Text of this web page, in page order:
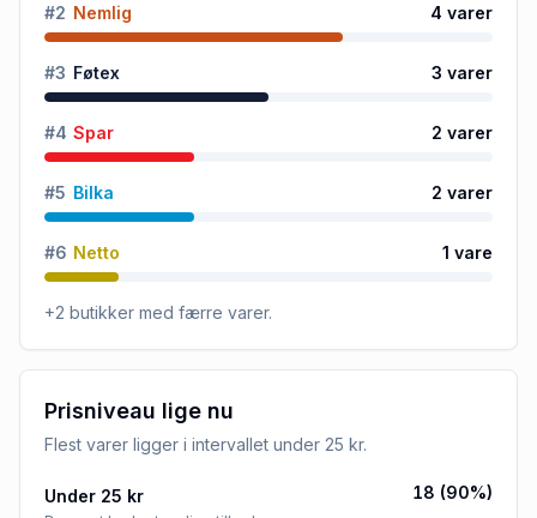
#2 Nemlig 4 varer
#3 Føtex 3 varer
#4 Spar 2 varer
#5 Bilka 2 varer
#6 Netto 1 vare
+2 butikker med færre varer.
Prisniveau lige nu
Flest varer ligger i intervallet under 25 kr.
Under 25 kr 18 (90%)